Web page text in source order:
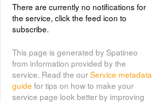
Bebauungsplan Im Bungert 3.
Änderung der Ortsgemeinde
Demerath
Layer metadata (xml)
Umringe der Bebauungspläne von
Demerath(BPLAN.07233016.0)
There are currently no notifications for
the service, click the feed icon to
subscribe.
This page is generated by Spatineo
from information provided by the
service. Read the ourService metadata
guide for tips on how to make your
service page look better by improving